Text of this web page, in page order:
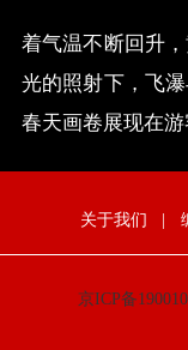
着气温不断回升
光的照射下，飞
春天画卷展现在游
关于我们 |
京ICP备